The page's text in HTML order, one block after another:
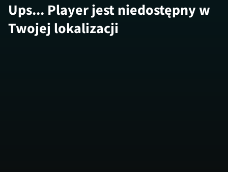
Ups... Player jest niedostępny w
Twojej lokalizacji